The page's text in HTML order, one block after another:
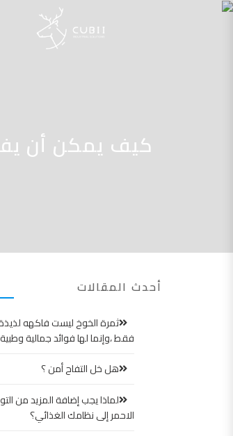
كيف يمكن أن
أحدث المقالات
ثمرة الخوخ ليست فاكهه
فقط ،وإنما لها فوائد جمالية وطبية
هل خل التفاح أمن ؟
لماذا يجب إضافة المزيد من
الاحمر إلى نظامك الغذائي؟